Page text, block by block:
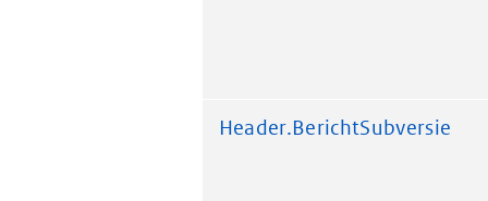
Header.BerichtSubversie